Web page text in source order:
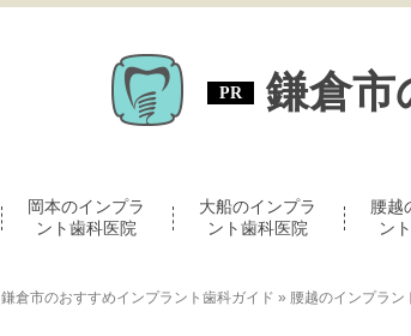
鎌倉市
岡本のインプラ
ント歯科医院
大船のインプラ
ント歯科医院
腰越
ン
鎌倉市のおすすめインプラント歯科ガイド » 腰越のインプラン